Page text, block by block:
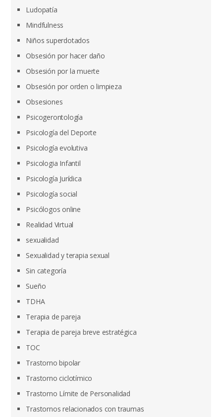
Ludopatía
Mindfulness
Niños superdotados
Obsesión por hacer daño
Obsesión por la muerte
Obsesión por orden o limpieza
Obsesiones
Psicogerontología
Psicología del Deporte
Psicología evolutiva
Psicologia Infantil
Psicología Jurídica
Psicología social
Psicólogos online
Realidad Virtual
sexualidad
Sexualidad y terapia sexual
Sin categoría
Sueño
TDHA
Terapia de pareja
Terapia de pareja breve estratégica
TOC
Trastorno bipolar
Trastorno ciclotímico
Trastorno Límite de Personalidad
Trastornos relacionados con traumas